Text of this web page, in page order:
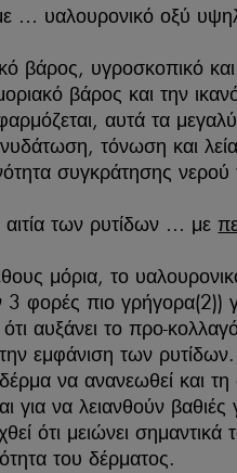
… υαλουρονικό οξύ
βάρος, υγροσκοπικό
βάρος και την
αυτά τα
τόνωση και
συγκράτησης
αιτία των ρυτίδων … με
μόρια, το
φορές πιο γρήγορα(2))
ότι αυξάνει το προ-
εμφάνιση των
να ανανεωθεί και
για να λειανθούν
ότι μειώνει
του δέρματος.